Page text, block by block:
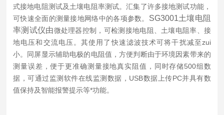
式接地电阻测试及土壤电阻率测试。汇集了许多接地测试功能，
可快速全面的测量接地网络中的各项参数。 SG3001土壤电阻
率测试仪由微处理器控制，可检测接地电阻、土壤电阻率、接
地电压和交流电压。其使用了快速滤波技术可将干扰减至zui
小。同屏显示辅助电极的电阻值，方便判断由于环境因素带来的
测量误差，便于更准确测量接地真实阻值，同时存储500组数
据，可通过监测软件在线监测数据，USB数据上传PC并具有数
值保持及智能报警提示等*功能。